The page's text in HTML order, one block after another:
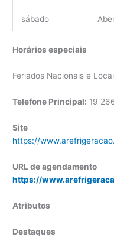
sábado
Horários especiais
Feriados Nacionais e
Telefone Principal: 19
Site
https://
URL de agendamento
https://
Atributos
Destaques